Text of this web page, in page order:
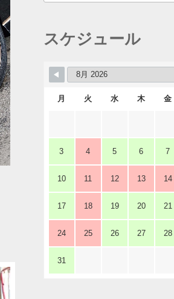
スケジュール
月 火 水 木 金
3 4 5 6 7
10 11 12 13 14
17 18 19 20 21
24 25 26 27 28
31